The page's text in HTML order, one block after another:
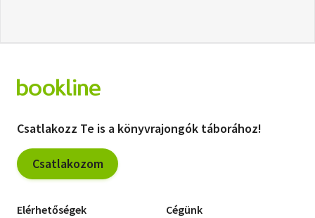
Csatlakozz Te is a könyvrajongók táborához!
Csatlakozom
Elérhetőségek Cégünk